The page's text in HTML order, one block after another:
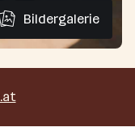
Bildergalerie